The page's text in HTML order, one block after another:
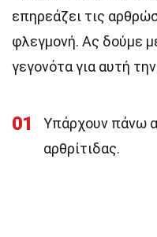
επηρεάζει τις
φλεγμονή. Ας δούμε
γεγονότα για αυτή
01
Υπάρχουν πάνω
αρθρίτιδας.